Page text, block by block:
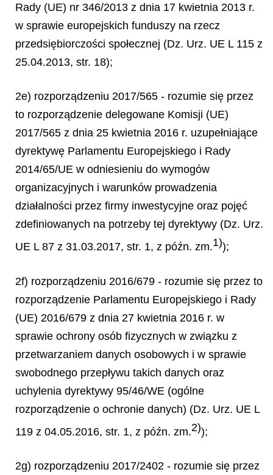
Rady (UE) nr 346/2013 z dnia 17 kwietnia 2013 r.
w sprawie europejskich funduszy na rzecz
przedsiębiorczości społecznej (Dz. Urz. UE L 115 z
25.04.2013, str. 18);
2e) rozporządzeniu 2017/565 - rozumie się przez
to rozporządzenie delegowane Komisji (UE)
2017/565 z dnia 25 kwietnia 2016 r. uzupełniające
dyrektywę Parlamentu Europejskiego i Rady
2014/65/UE w odniesieniu do wymogów
organizacyjnych i warunków prowadzenia
działalności przez firmy inwestycyjne oraz pojęć
zdefiniowanych na potrzeby tej dyrektywy (Dz. Urz.
UE L 87 z 31.03.2017, str. 1, z późn. zm.1));
2f) rozporządzeniu 2016/679 - rozumie się przez to
rozporządzenie Parlamentu Europejskiego i Rady
(UE) 2016/679 z dnia 27 kwietnia 2016 r. w
sprawie ochrony osób fizycznych w związku z
przetwarzaniem danych osobowych i w sprawie
swobodnego przepływu takich danych oraz
uchylenia dyrektywy 95/46/WE (ogólne
rozporządzenie o ochronie danych) (Dz. Urz. UE L
119 z 04.05.2016, str. 1, z późn. zm.2));
2g) rozporządzeniu 2017/2402 - rozumie się przez